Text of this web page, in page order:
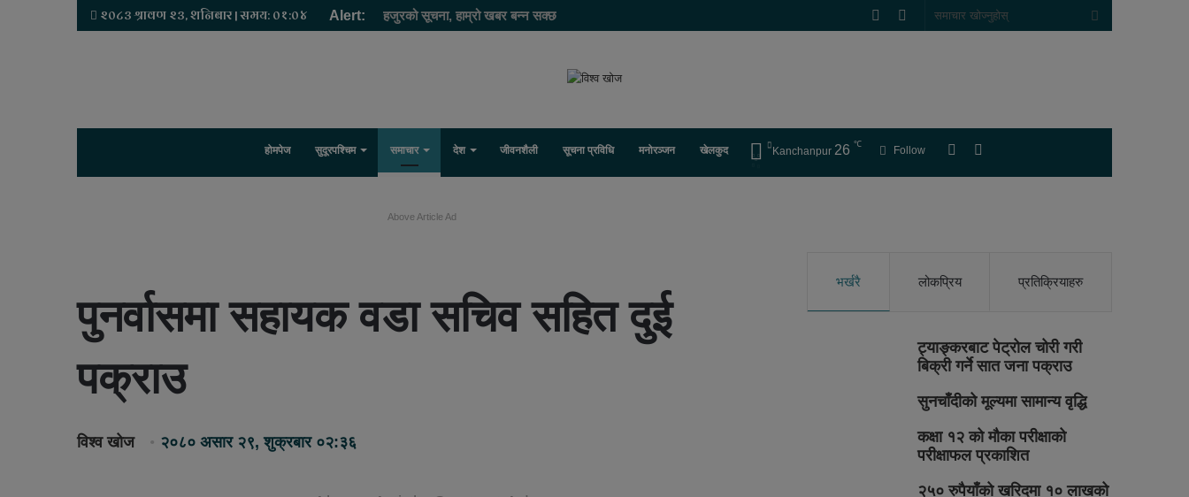
२०८३ श्रावण २३, शनिबार | समय: ०१:०४ Alert: हजुरको सूचना, हाम्रो खबर बन्न सक्छ Sidebar
Random
होमपेज सुदूरपश्चिम समाचार देश जीवनशैली सूचना प्रविधि मनोरञ्जन खेलकुद लगइन
Follow
Kanchanpur 26 ℃
Above Article Ad
पुनर्वासमा सहायक वडा सचिव सहित दुई
पक्राउ
विश्व खोज २०८० असार २९, शुक्रबार ०२:३६
भर्खरै लोकप्रिय प्रतिक्रियाहरु
ट्याङ्करबाट पेट्रोल चोरी गरी
बिक्री गर्ने सात जना पक्राउ
सुनचाँदीको मूल्यमा सामान्य वृद्धि
कक्षा १२ को मौका परीक्षाको
परीक्षाफल प्रकाशित
२५० रुपैयाँको खरिदमा १० लाखको